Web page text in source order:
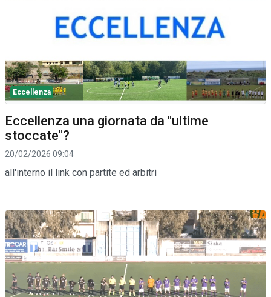
Eccellenza
Eccellenza una giornata da "ultime
stoccate"?
20/02/2026 09:04
all'interno il link con partite ed arbitri